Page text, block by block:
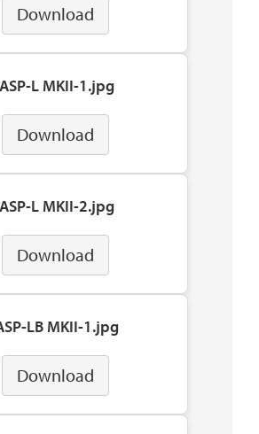
Download
L MKII-1.jpg
Download
L MKII-2.jpg
Download
LB MKII-1.jpg
Download